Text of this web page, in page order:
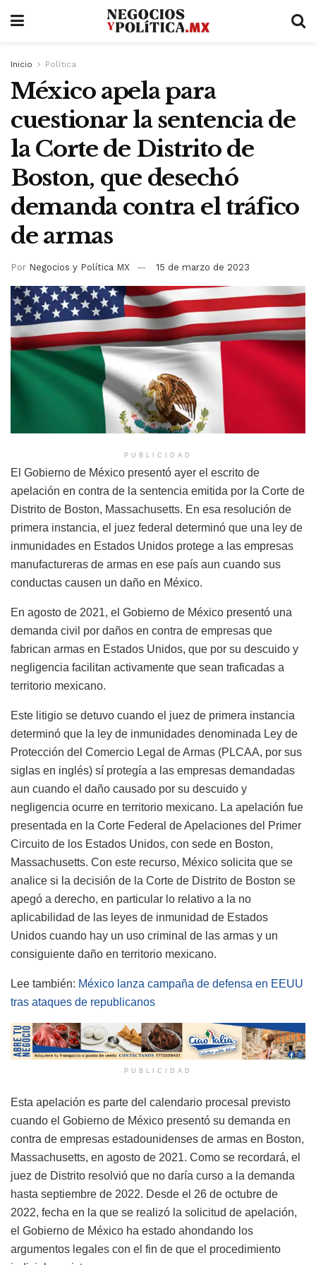
Inicio Política
México apela para
cuestionar la sentencia de
la Corte de Distrito de
Boston, que desechó
demanda contra el tráfico
de armas
Por Negocios y Política MX 15 de marzo de 2023
PUBLICIDAD
El Gobierno de México presentó ayer el escrito de
apelación en contra de la sentencia emitida por la Corte de
Distrito de Boston, Massachusetts. En esa resolución de
primera instancia, el juez federal determinó que una ley de
inmunidades en Estados Unidos protege a las empresas
manufactureras de armas en ese país aun cuando sus
conductas causen un daño en México.
En agosto de 2021, el Gobierno de México presentó una
demanda civil por daños en contra de empresas que
fabrican armas en Estados Unidos, que por su descuido y
negligencia facilitan activamente que sean traficadas a
territorio mexicano.
Este litigio se detuvo cuando el juez de primera instancia
determinó que la ley de inmunidades denominada Ley de
Protección del Comercio Legal de Armas (PLCAA, por sus
siglas en inglés) sí protegía a las empresas demandadas
aun cuando el daño causado por su descuido y
negligencia ocurre en territorio mexicano. La apelación fue
presentada en la Corte Federal de Apelaciones del Primer
Circuito de los Estados Unidos, con sede en Boston,
Massachusetts. Con este recurso, México solicita que se
analice si la decisión de la Corte de Distrito de Boston se
apegó a derecho, en particular lo relativo a la no
aplicabilidad de las leyes de inmunidad de Estados
Unidos cuando hay un uso criminal de las armas y un
consiguiente daño en territorio mexicano.
Lee también: México lanza campaña de defensa en EEUU
tras ataques de republicanos
PUBLICIDAD
Esta apelación es parte del calendario procesal previsto
cuando el Gobierno de México presentó su demanda en
contra de empresas estadounidenses de armas en Boston,
Massachusetts, en agosto de 2021. Como se recordará, el
juez de Distrito resolvió que no daría curso a la demanda
hasta septiembre de 2022. Desde el 26 de octubre de
2022, fecha en la que se realizó la solicitud de apelación,
el Gobierno de México ha estado ahondando los
argumentos legales con el fin de que el procedimiento